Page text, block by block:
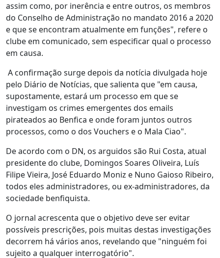
assim como, por inerência e entre outros, os membros
do Conselho de Administração no mandato 2016 a 2020
e que se encontram atualmente em funções", refere o
clube em comunicado, sem especificar qual o processo
em causa.
A confirmação surge depois da notícia divulgada hoje
pelo Diário de Notícias, que salienta que "em causa,
supostamente, estará um processo em que se
investigam os crimes emergentes dos emails
pirateados ao Benfica e onde foram juntos outros
processos, como o dos Vouchers e o Mala Ciao".
De acordo com o DN, os arguidos são Rui Costa, atual
presidente do clube, Domingos Soares Oliveira, Luís
Filipe Vieira, José Eduardo Moniz e Nuno Gaioso Ribeiro,
todos eles administradores, ou ex-administradores, da
sociedade benfiquista.
O jornal acrescenta que o objetivo deve ser evitar
possíveis prescrições, pois muitas destas investigações
decorrem há vários anos, revelando que "ninguém foi
sujeito a qualquer interrogatório".